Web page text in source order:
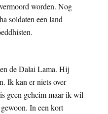
worden. Nog
soldaten een land
de Dalai Lama. Hij
Ik kan er niets over
geen geheim maar ik wil
In een kort